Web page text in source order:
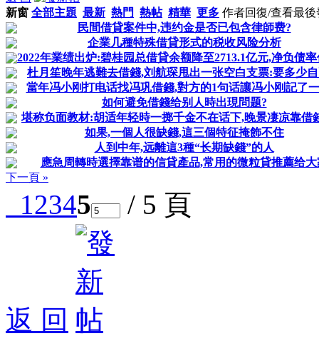
新窗 全部主題 最新 熱門 熱帖 精華 更多 作者回復/查看最後
民間借貸案件中,违约金是否已包含律師费?
企業几種特殊借貸形式的税收风险分析
2022年業绩出炉:碧桂园总借貸余额降至2713.1亿元,净负债
杜月笙晚年逃難去借錢,刘航琛甩出一张空白支票:要多少
當年冯小刚打电话找冯巩借錢,對方的1句话讓冯小刚記了
如何避免借錢给别人時出現問题?
堪称负面教材:胡适年轻時一掷千金不在话下,晚景凄凉靠借
如果,一個人很缺錢,這三個特征掩飾不住
人到中年,远離這3種“长期缺錢”的人
應急周轉時選擇靠谱的信貸產品,常用的微粒貸推薦给大
下一頁 »
12345 / 5 頁
返 回